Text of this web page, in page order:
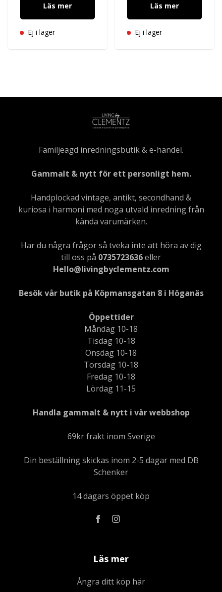
Läs mer
Ej i lager
Läs mer
Ej i lager
Familjeägd inredningsbutik & e-handel.
Gammalt & nytt för ett personligt hem.
Handplockad vintage, antikt, secondhand &
kuriosa i harmoni med noga utvald inredning från
kända varumärken.
Har du några frågor så tveka inte att höra av dig
till oss på 0735723636eller
Hello@livingbyclementz.com
Besök vår butik på Köpmansgatan 8 i Höganäs
Öppettider
Måndag 10-18
Tisdag 10-18
Onsdag 10-18
Torsdag 10-18
Fredag 10-18
Lördag 11-15
Handla gammalt & nytt i vår webbshop
69kr frakt inom Sverige
Din beställning skickas inom 2-5 dagar med DB
Schenker
14 dagars öppet köp
Läs mer
Ångra ditt köp här